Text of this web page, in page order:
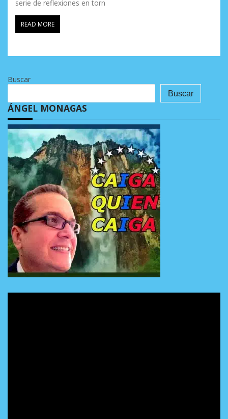
serie de reflexiones en torn
READ MORE
Buscar
Buscar
ÁNGEL MONAGAS